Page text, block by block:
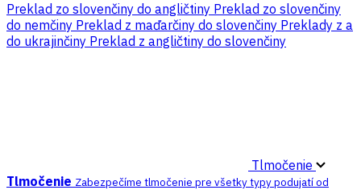
Preklad zo slovenčiny do angličtiny Preklad zo slovenčiny
do nemčiny Preklad z maďarčiny do slovenčiny Preklady z a
do ukrajinčiny Preklad z angličtiny do slovenčiny
Tlmočenie
Tlmočenie Zabezpečíme tlmočenie pre všetky typy podujatí od